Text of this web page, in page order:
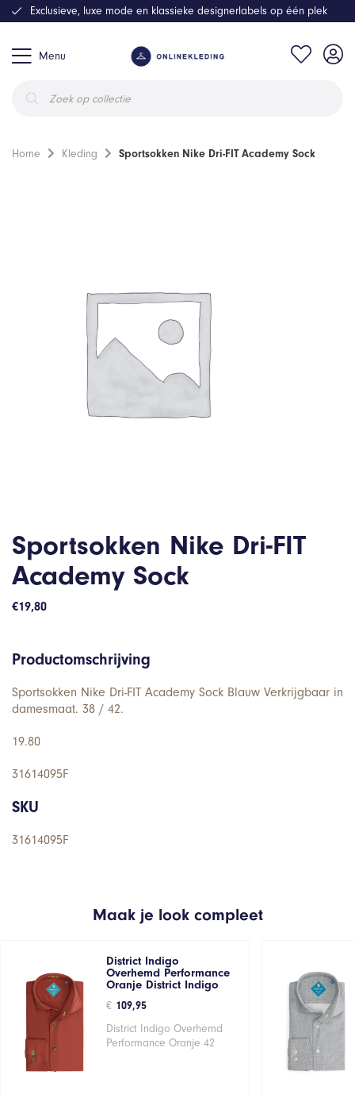
Menu
zoeken
Exclusieve, luxe mode en klassieke designerlabels op één plek
Home Kleding Sportsokken Nike Dri-FIT Academy Sock
Sportsokken Nike Dri-FIT
Academy Sock
€19,80
Productomschrijving
Sportsokken Nike Dri-FIT Academy Sock Blauw Verkrijgbaar in
damesmaat. 38 / 42.
19.80
31614095F
SKU
31614095F
Maak je look compleet
District Indigo
Overhemd Performance
Oranje District Indigo
€ 109,95
District Indigo Overhemd
Performance Oranje 42